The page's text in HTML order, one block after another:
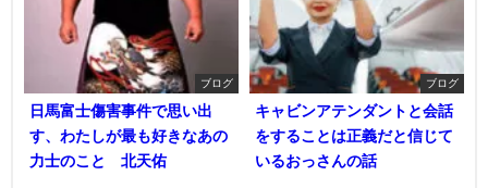
ブログ
日馬富士傷害事件で思い出
す、わたしが最も好きなあの
力士のこと 北天佑
ブログ
キャビンアテンダントと会話
をすることは正義だと信じて
いるおっさんの話